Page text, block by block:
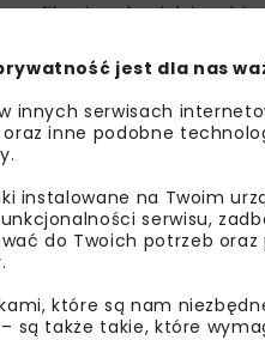
usług jak i
należał do grona tzw.
emitentów na giełdzie,
również Budimex. Od 15
się wieloletnią
i środowiska.
i wsparcie, które są
pozycji na krajowym
jest przekonany, że
To także
jest istotną częścią.
jest dla nas
innych serwisach
inne podobne
instalowane na Twoim
serwisu,
do Twoich potrzeb
które są nam
są także takie, które